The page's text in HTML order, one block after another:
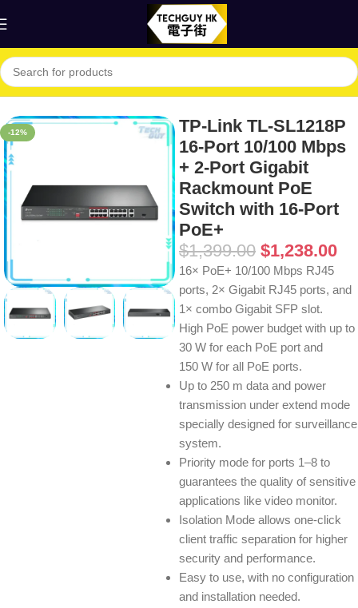
首頁 Shop 網絡 交換器
-12%
TP-Link TL-SL1218P
16-Port 10/100 Mbps
+ 2-Port Gigabit
Rackmount PoE
Switch with 16-Port
PoE+
$1,399.00 $1,238.00
16× PoE+ 10/100 Mbps RJ45
ports, 2× Gigabit RJ45 ports, and
1× combo Gigabit SFP slot.
High PoE power budget with up to
30 W for each PoE port and
150 W for all PoE ports.
Up to 250 m data and power
transmission under extend mode
specially designed for surveillance
system.
Priority mode for ports 1–8 to
guarantees the quality of sensitive
applications like video monitor.
Isolation Mode allows one-click
client traffic separation for higher
security and performance.
Easy to use, with no configuration
and installation needed.